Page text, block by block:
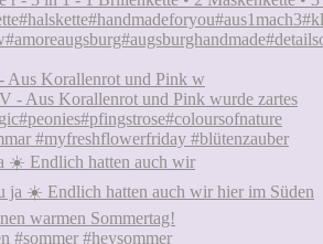
Aus Korallenrot und Pink w
☀️ Endlich hatten auch wir